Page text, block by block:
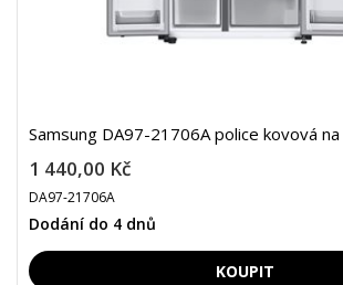
Samsung DA97-21706A police kovová na
1 440,00 Kč
DA97-21706A
Dodání do 4 dnů